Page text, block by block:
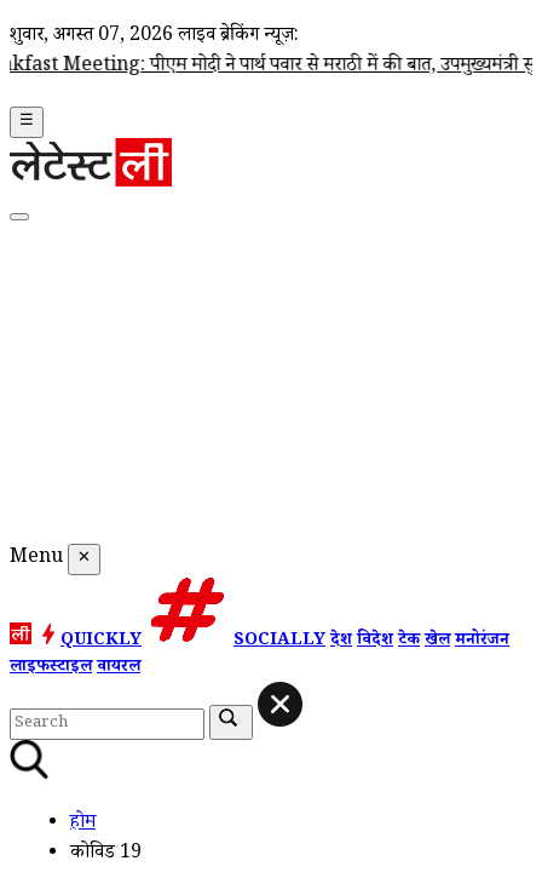
शुक्रवार, अगस्त 07, 2026 लाइव ब्रेकिंग न्यूज़:
पीएम मोदी ने पार्थ पवार से मराठी में की बात, उपमुख्यमंत्री सुनेत्रा
☰
Menu ✕
QUICKLY SOCIALLYदेशविदेशटेकखेलमनोरंजन
लाइफस्टाइलवायरल
होम
कोविड 19